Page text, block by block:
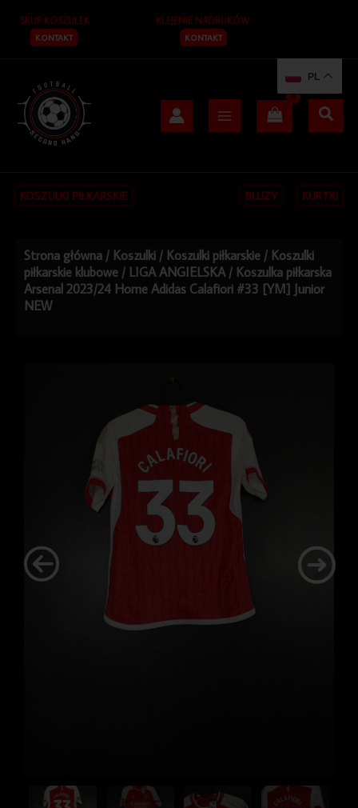
treści
SKUP KOSZULEK
KONTAKT
KLEJENIE NADRUKÓW
KONTAKT
KOSZULKI PIŁKARSKIE BLUZY KURTKI
Strona główna / Koszulki / Koszulki piłkarskie / Koszulki
piłkarskie klubowe / LIGA ANGIELSKA / Koszulka piłkarska
Arsenal 2023/24 Home Adidas Calafiori #33 [YM] Junior
NEW
PL